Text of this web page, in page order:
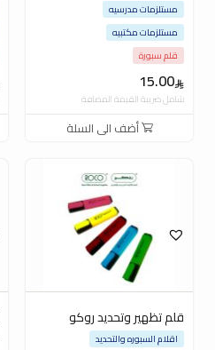
15.00
مستلزمات مدرسيه
مستلزمات مكتبيه
قلم سبورة
شامل ضريبة القيمة المضافة
أضف الى السلة
قلم تظهير وتحديد روكو
اقلام السبوره والتحديد